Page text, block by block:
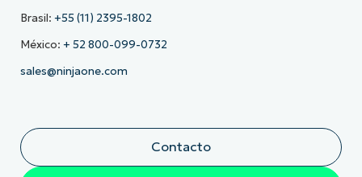
Brasil: +55 (11) 2395-1802
México: + 52 800-099-0732
sales@ninjaone.com
Contacto